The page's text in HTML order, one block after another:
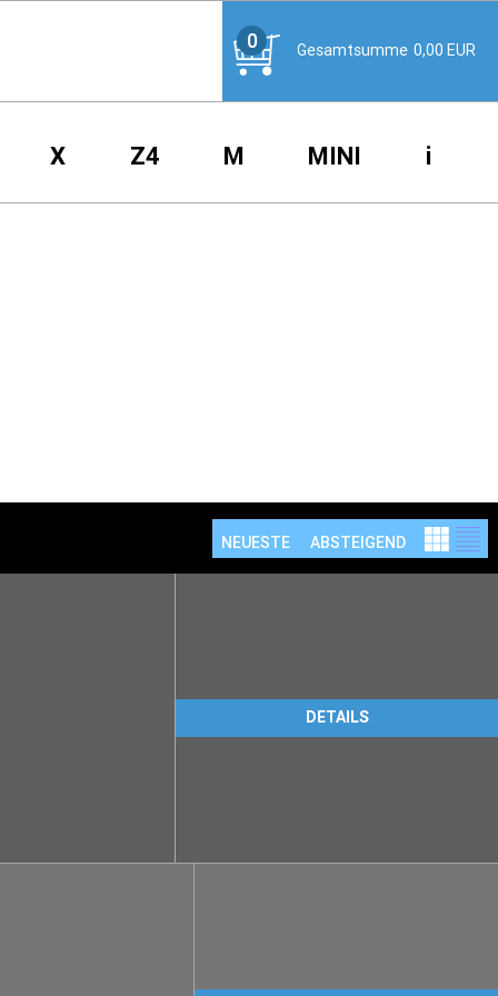
0 Gesamtsumme 0,00 EUR
X Z4 M MINI i
NEUESTE ABSTEIGEND
DETAILS